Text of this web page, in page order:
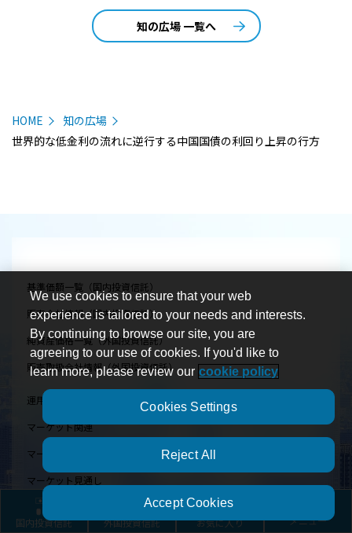
国内投資信託 外国投資信託 お気に入り メニュー
知の広場 一覧へ
HOME
知の広場
世界的な低金利の流れに逆行する中国国債の利回り上昇の行方
基準価額一覧（国内投資信託）
販売会社情報（国内投資信託）
純資産価格一覧（外国投資信託）
販売取扱会社情報（外国投資信託）
運用サービス
マーケット関連
マーケット／ファンド関連 トピックス
マーケット見通し
ニュースリリース
We use cookies to ensure that your web
experience is tailored to your needs and interests.
By continuing to browse our site, you are
agreeing to our use of cookies. If you'd like to
learn more, please review our cookie policy
Cookies Settings
Reject All
Accept Cookies